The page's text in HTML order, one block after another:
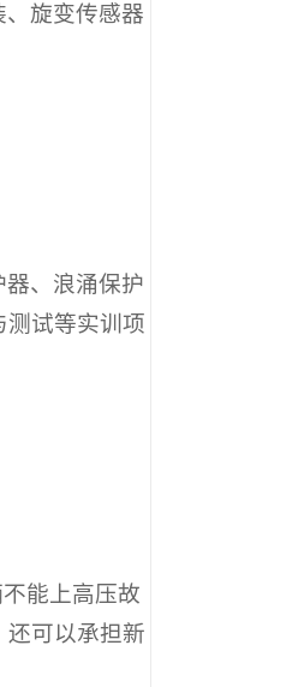
旋变传感器
、浪涌保护
测试等实训项
能上高压故
还可以承担新